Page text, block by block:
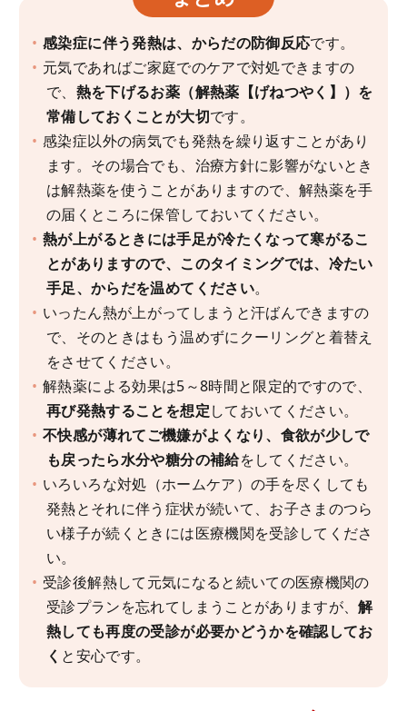
感染症に伴う発熱は、からだの防御反応です。
元気であればご家庭でのケアで対処できますの
で、 熱を下げるお薬（解熱薬【げねつやく】）を
常備しておくことが大切です。
感染症以外の病気でも発熱を繰り返すことがあり
ます。その場合でも、治療方針に影響がないとき
は解熱薬を使うことがありますので、解熱薬を手
の届くところに保管しておいてください。
熱が上がるときには手足が冷たくなって寒がるこ
とがありますので、このタイミングでは、冷たい
手足、からだを温めてください。
いったん熱が上がってしまうと汗ばんできますの
で、そのときはもう温めずにクーリングと着替え
をさせてください。
解熱薬による効果は5～8時間と限定的ですので、
再び発熱することを想定しておいてください。
不快感が薄れてご機嫌がよくなり、食欲が少しで
も戻ったら水分や糖分の補給をしてください。
いろいろな対処（ホームケア）の手を尽くしても
発熱とそれに伴う症状が続いて、お子さまのつら
い様子が続くときには医療機関を受診してくださ
い。
受診後解熱して元気になると続いての医療機関の
受診プランを忘れてしまうことがありますが、解
熱しても再度の受診が必要かどうかを確認してお
く と安心です。